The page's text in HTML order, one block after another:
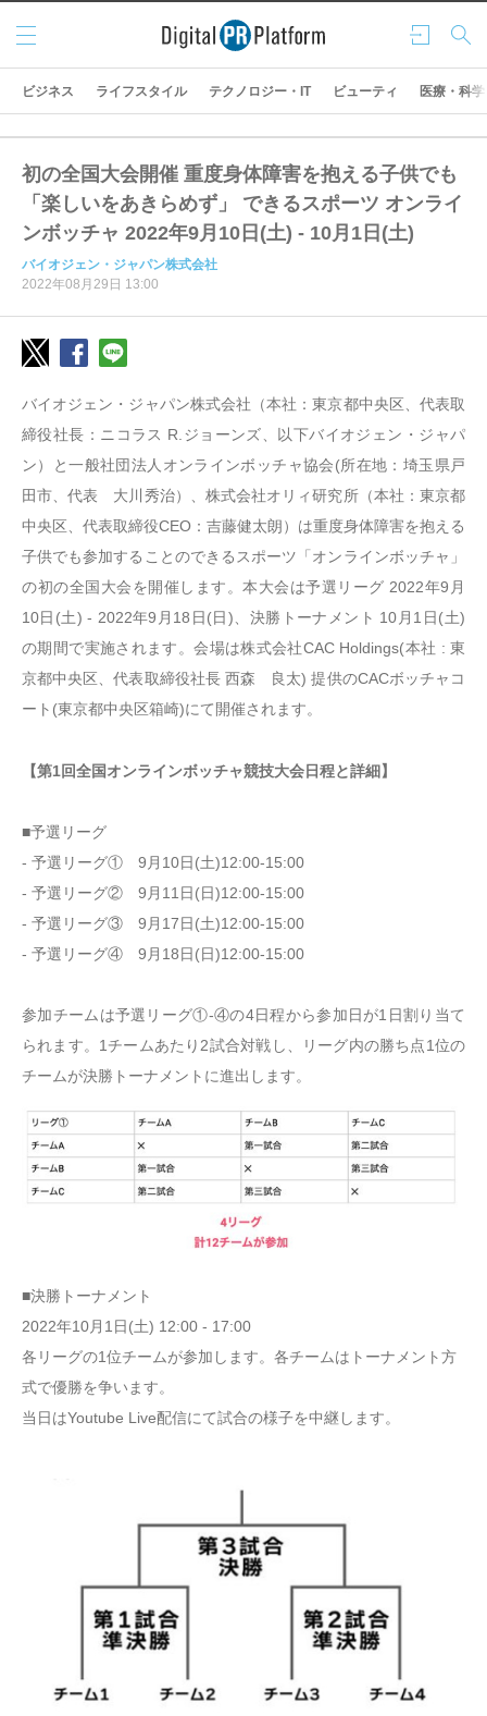
ログ
イン
検索
メニ
ュー
ビジネス ライフスタイル テクノロジー・IT ビューティ 医療・科学
初の全国大会開催 重度身体障害を抱える子供でも
「楽しいをあきらめず」 できるスポーツ オンライ
ンボッチャ 2022年9月10日(土) - 10月1日(土)
バイオジェン・ジャパン株式会社
2022年08月29日 13:00
バイオジェン・ジャパン株式会社（本社：東京都中央区、代表取
締役社長：ニコラス R.ジョーンズ、以下バイオジェン・ジャパ
ン）と一般社団法人オンラインボッチャ協会(所在地：埼玉県戸
田市、代表 大川秀治）、株式会社オリィ研究所（本社：東京都
中央区、代表取締役CEO：吉藤健太朗）は重度身体障害を抱える
子供でも参加することのできるスポーツ「オンラインボッチャ」
の初の全国大会を開催します。本大会は予選リーグ 2022年9月
10日(土) - 2022年9月18日(日)、決勝トーナメント 10月1日(土)
の期間で実施されます。会場は株式会社CAC Holdings(本社 : 東
京都中央区、代表取締役社長 西森 良太) 提供のCACボッチャコ
ート(東京都中央区箱崎)にて開催されます。
【第1回全国オンラインボッチャ競技大会日程と詳細】
■予選リーグ
- 予選リーグ① 9月10日(土)12:00-15:00
- 予選リーグ② 9月11日(日)12:00-15:00
- 予選リーグ③ 9月17日(土)12:00-15:00
- 予選リーグ④ 9月18日(日)12:00-15:00
参加チームは予選リーグ①-④の4日程から参加日が1日割り当て
られます。1チームあたり2試合対戦し、リーグ内の勝ち点1位の
チームが決勝トーナメントに進出します。
■決勝トーナメント
2022年10月1日(土) 12:00 - 17:00
​​各リーグの1位チームが参加します。各チームはトーナメント方
式で優勝を争います。
当日はYoutube Live配信にて試合の様子を中継します。